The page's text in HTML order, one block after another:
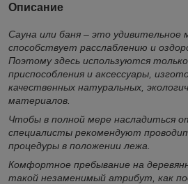
Описание
Сауна или баня – это удивительное
способствует расслаблению и
Поэтому здесь используются
приспособления и аксессуары,
качественных натуральных,
материалов.
Чтобы в полной мере насладиться
специалисты рекомендуют
процедуры в положении лежа.
Комфортное пребывание на
такой незаменимый атрибут, как